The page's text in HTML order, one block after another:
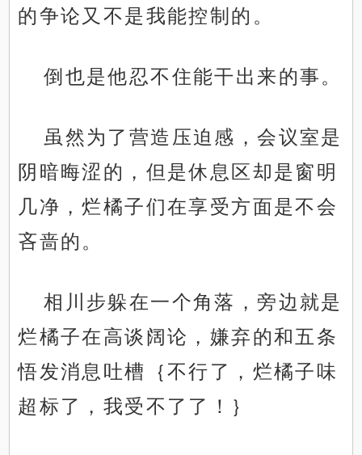
的争论又不是我能控制的。
倒也是他忍不住能干出来的事。
虽然为了营造压迫感，会议室是
阴暗晦涩的，但是休息区却是窗明
几净，烂橘子们在享受方面是不会
吝啬的。
相川步躲在一个角落，旁边就是
烂橘子在高谈阔论，嫌弃的和五条
悟发消息吐槽｛不行了，烂橘子味
超标了，我受不了了！｝